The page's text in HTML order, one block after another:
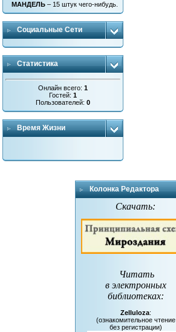
МАНДЕЛЬ – 15 штук чего-нибудь.
Социальные Сети
Статистика
Онлайн всего:1
Гостей:1
Пользователей:0
Время Жизни
Колонка Редактора
Скачать:
Читать
в электронных
библиотеках:
Zelluloza:
(ознакомительное чтение
без регистрации)